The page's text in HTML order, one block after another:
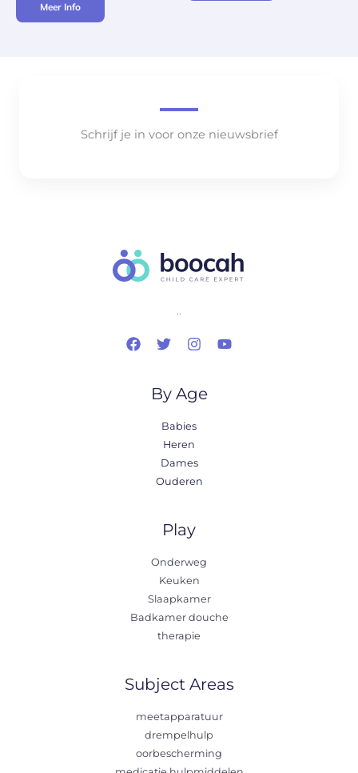
Meer Info
Schrijf je in voor onze nieuwsbrief
..
By Age
Babies
Heren
Dames
Ouderen
Play
Onderweg
Keuken
Slaapkamer
Badkamer douche
therapie
Subject Areas
meetapparatuur
drempelhulp
oorbescherming